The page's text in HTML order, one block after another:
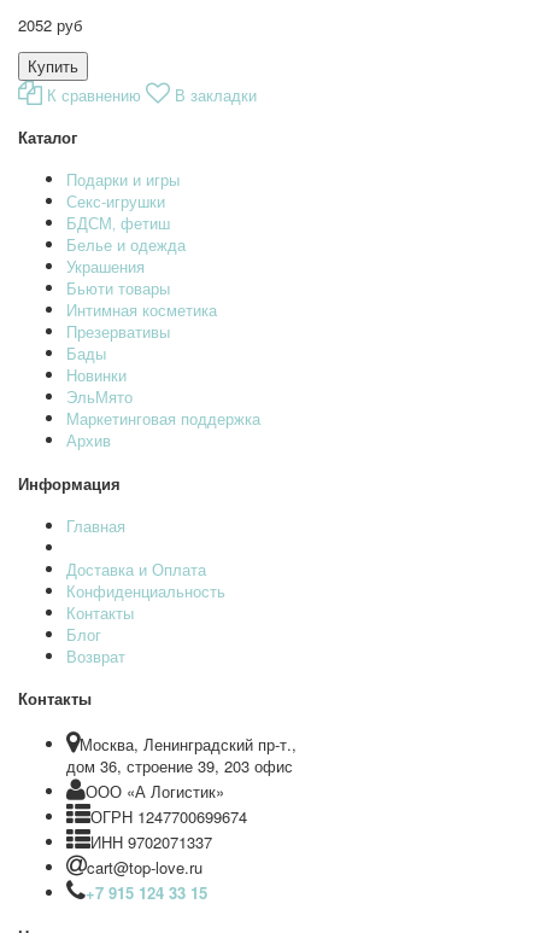
2052 руб
К сравнению
В закладки
Каталог
Подарки и игры
Секс-игрушки
БДСМ‚ фетиш
Белье и одежда
Украшения
Бьюти товары
Интимная косметика
Презервативы
Бады
Новинки
ЭльМято
Маркетинговая поддержка
Архив
Информация
Главная
Доставка и Оплата
Конфиденциальность
Контакты
Блог
Возврат
Контакты
Москва, Ленинградский пр-т.,
дом 36, строение 39, 203 офис
ООО «А Логистик»
ОГРН 1247700699674
ИНН 9702071337
cart@top-love.ru
+7 915 124 33 15